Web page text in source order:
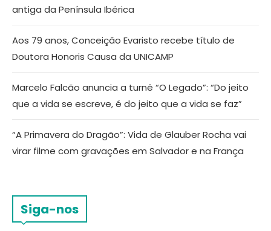
antiga da Península Ibérica
Aos 79 anos, Conceição Evaristo recebe título de
Doutora Honoris Causa da UNICAMP
Marcelo Falcão anuncia a turnê “O Legado”: “Do jeito
que a vida se escreve, é do jeito que a vida se faz”
“A Primavera do Dragão”: Vida de Glauber Rocha vai
virar filme com gravações em Salvador e na França
Siga-nos